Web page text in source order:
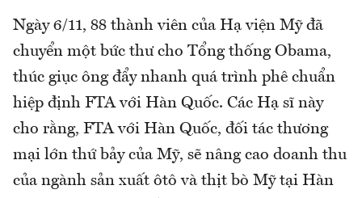
Ngày 6/11, 88 thành viên của Hạ viện Mỹ đã
chuyển một bức thư cho Tổng thống Obama,
thúc giục ông đẩy nhanh quá trình phê chuẩn
hiệp định FTA với Hàn Quốc. Các Hạ sĩ này
cho rằng, FTA với Hàn Quốc, đối tác thương
mại lớn thứ bảy của Mỹ, sẽ nâng cao doanh thu
của ngành sản xuất ôtô và thịt bò Mỹ tại Hàn